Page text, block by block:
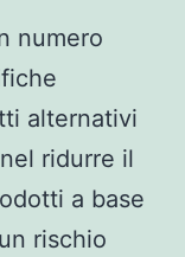
numero
alternativi
ridurre il
a base
rischio